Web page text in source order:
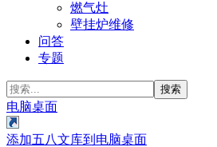
燃气灶
壁挂炉维修
问答
专题
搜索
电脑桌面
添加五八文库到电脑桌面